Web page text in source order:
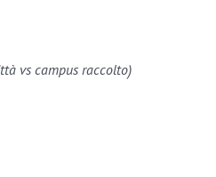
vs campus raccolto)